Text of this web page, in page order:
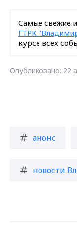
Самые свежие
ГТРК
курсе всех
Опубликовано: 22
анонс
новости